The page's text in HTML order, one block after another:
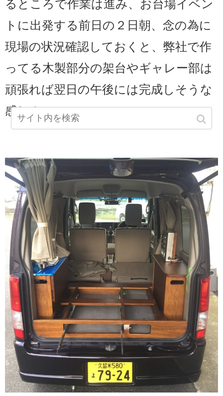
るところで作業は進み、お台場イベン
トに出発する前日の２日朝、念の為に
現場の状況確認しておくと、弊社で作
ってる木製部分の架台やギャレー部は
頑張れば翌日の午後には完成しそうな
感じ！